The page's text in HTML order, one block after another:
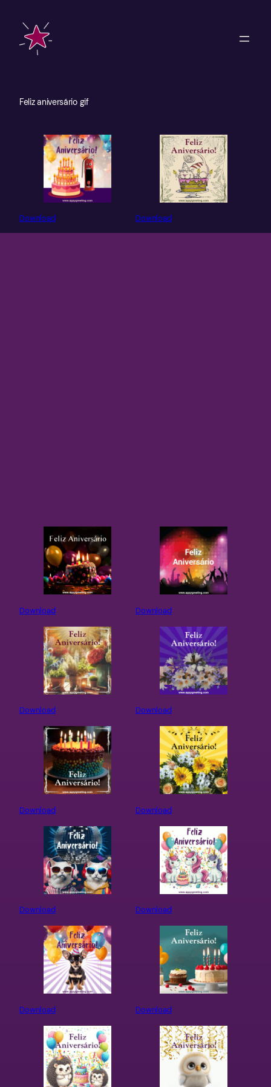
content
Feliz aniversário gif
Download Download
Download Download
Download Download
Download Download
Download Download
Download Download